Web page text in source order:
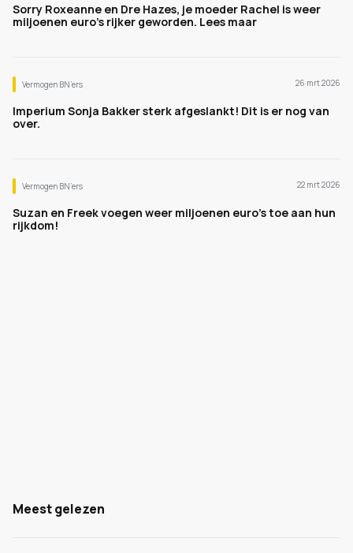
Sorry Roxeanne en Dre Hazes, je moeder Rachel is weer
miljoenen euro's rijker geworden. Lees maar
Vermogen BN’ers 26 mrt 2026
Imperium Sonja Bakker sterk afgeslankt! Dit is er nog van
over.
Vermogen BN’ers 22 mrt 2026
Suzan en Freek voegen weer miljoenen euro's toe aan hun
rijkdom!
Meest gelezen